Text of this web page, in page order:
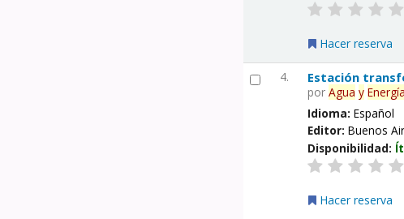
Hacer reserva
4. Estación
porAgua y Energía
Idioma:Español
Editor:Buenos
Disponibilidad:
Hacer reserva